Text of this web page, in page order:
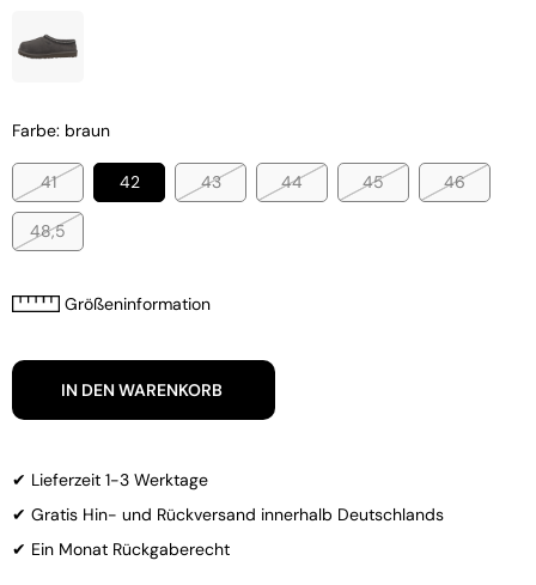
Farbe: braun
41 42 43 44 45 46
48,5
Größeninformation
IN DEN WARENKORB
✔ Lieferzeit 1-3 Werktage
✔ Gratis Hin- und Rückversand innerhalb Deutschlands
✔ Ein Monat Rückgaberecht